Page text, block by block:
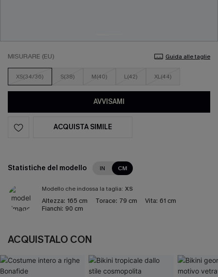
MISURARE (EU) Guida alle taglie
XS(34/36) S(38) M(40) L(42) XL(44)
AVVISAMI
ACQUISTA SIMILE
Statistiche del modello IN CM
Modello che indossa la taglia: XS
Altezza: 165 cm Torace: 79 cm Vita: 61 cm
Fianchi: 90 cm
ACQUISTALO CON